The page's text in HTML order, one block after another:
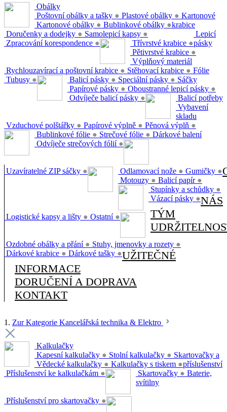
Obálky
Poštovní obálky a tašky ● Plastové obálky ●
Kartonové obálky ● Bublinkové obálky ●
Doručenky a dodejky ● Samolepicí kapsy ●
Zpracování korespondence ●
Kartonové
krabice
Třívrstvé krabice ●
Pětivrstvé krabice ●
Rychlouzavírací a poštovní krabice ● Stěhovací krabice ●
Tubusy ●
Lepicí
pásky
Balicí pásky ● Speciální pásky ●
Papírové pásky ● Oboustranné lepicí pásky ●
Odvíječe balicí pásky ●
Výplňový materiál
Vzduchové polštářky ● Papírové výplně ● Pěnová výplň ●
Fólie
Bublinkové fólie ● Strečové fólie ●
Odvíječe strečových fólií ●
Sáčky
Uzavíratelné ZIP sáčky ●
Balicí potřeby
Odlamovací nože ● Gumičky ●
Motouzy ● Balicí papír ●
Vybavení
skladu
Stupínky a schůdky ●
Vázací pásky ●
Logistické kapsy a lišty ● Ostatní ●
Dárkové balení
Ozdobné obálky a přání ● Stuhy, jmenovky a rozety ●
Dárkové krabice ● Dárkové tašky ●
NÁS
TÝM
UŽITEČNÉ
INFORMACE
DORUČENÍ A DOPRAVA
KONTAKT
1. Zur Kategorie Kancelářská technika & Elektro
Kalkulačky
Kapesní kalkulačky ● Stolní kalkulačky ●
Vědecké kalkulačky ● Kalkulačky s tiskem ●
Příslušenství ke kalkulačkám ●
Skartovačky a
příslušenství
Skartovačky ●
Příslušenství pro skartovačky ●
Baterie,
svítilny